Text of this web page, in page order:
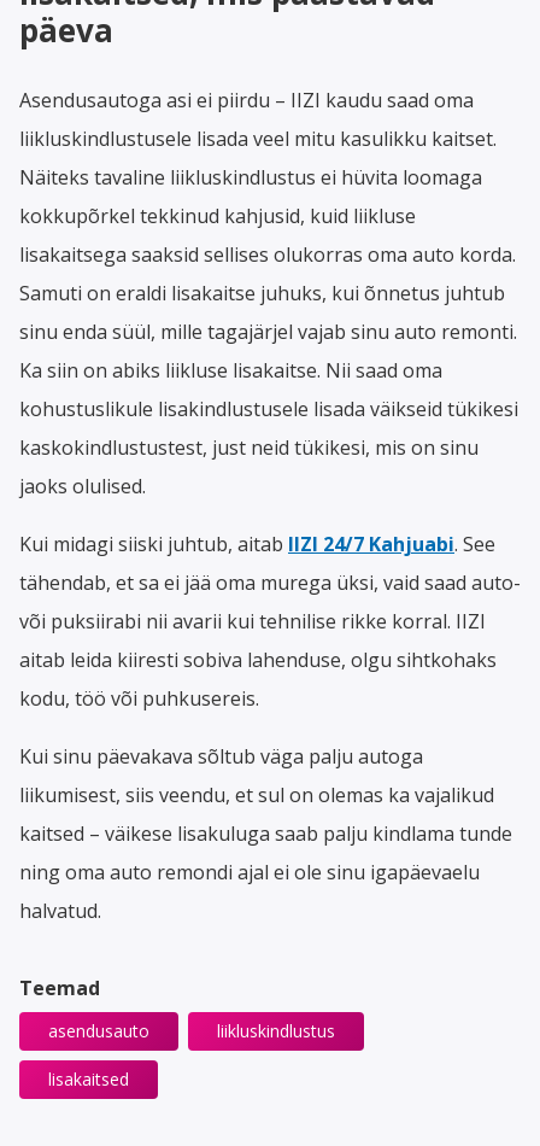
päeva
Asendusautoga asi ei piirdu – IIZI kaudu saad oma
liikluskindlustusele lisada veel mitu kasulikku kaitset.
Näiteks tavaline liikluskindlustus ei hüvita loomaga
kokkupõrkel tekkinud kahjusid, kuid liikluse
lisakaitsega saaksid sellises olukorras oma auto korda.
Samuti on eraldi lisakaitse juhuks, kui õnnetus juhtub
sinu enda süül, mille tagajärjel vajab sinu auto remonti.
Ka siin on abiks liikluse lisakaitse. Nii saad oma
kohustuslikule lisakindlustusele lisada väikseid tükikesi
kaskokindlustustest, just neid tükikesi, mis on sinu
jaoks olulised.
Kui midagi siiski juhtub, aitab IIZI 24/7 Kahjuabi. See
tähendab, et sa ei jää oma murega üksi, vaid saad auto-
või puksiirabi nii avarii kui tehnilise rikke korral. IIZI
aitab leida kiiresti sobiva lahenduse, olgu sihtkohaks
kodu, töö või puhkusereis.
Kui sinu päevakava sõltub väga palju autoga
liikumisest, siis veendu, et sul on olemas ka vajalikud
kaitsed – väikese lisakuluga saab palju kindlama tunde
ning oma auto remondi ajal ei ole sinu igapäevaelu
halvatud.
Teemad
asendusauto liikluskindlustus
lisakaitsed